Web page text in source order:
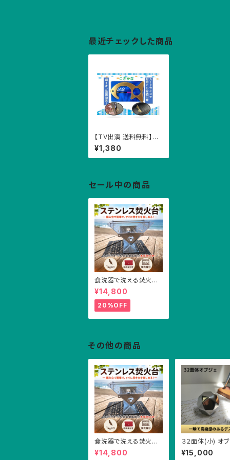
最近チェックした商品
【TV出演 送料無料】こ
ざかな ドアオープナ
ー アシストフック 抗菌
非接触 タッチレス 電車
ク 魚
¥1,380
セール中の商品
食洗器で洗える焚火台
収納袋つき キャンプ ア
ウトドア ソロキャンプ
デュオキャンプ ステンレ
ス 焚火台 軽い 小さい
¥14,800
20%OFF
その他の商品
食洗器で洗える焚火台
収納袋つき キャンプ ア
ウトドア ソロキャンプ
¥14,800
３２面体(小) オ
インテリア 雑貨
卓上 ギフト 重し
¥15,000